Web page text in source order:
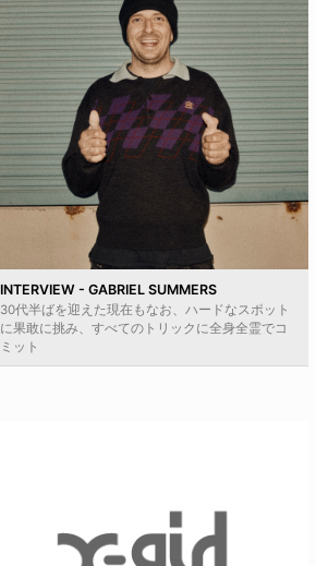
INTERVIEW - GABRIEL SUMMERS
30代半ばを迎えた現在もなお、ハードなスポット
に果敢に挑み、すべてのトリックに全身全霊でコ
ミット